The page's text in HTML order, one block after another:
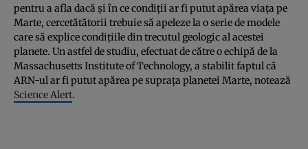
pentru a afla dacă şi în ce condiţii ar fi putut apărea viaţa pe
Marte, cercetătătorii trebuie să apeleze la o serie de modele
care să explice condiţiile din trecutul geologic al acestei
planete. Un astfel de studiu, efectuat de către o echipă de la
Massachusetts Institute of Technology, a stabilit faptul că
ARN-ul ar fi putut apărea pe supraţa planetei Marte, notează
Science Alert.